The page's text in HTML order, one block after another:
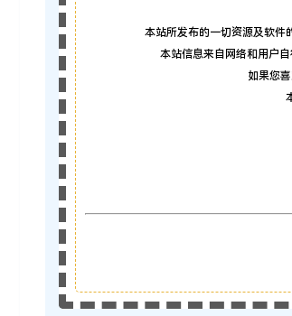
本站所发布的一切资源及软件
本站信息来自网络和用户
如果您